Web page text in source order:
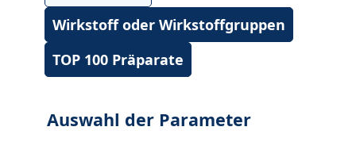
Wirkstoff oder Wirkstoffgruppen
TOP 100 Präparate
Auswahl der Parameter